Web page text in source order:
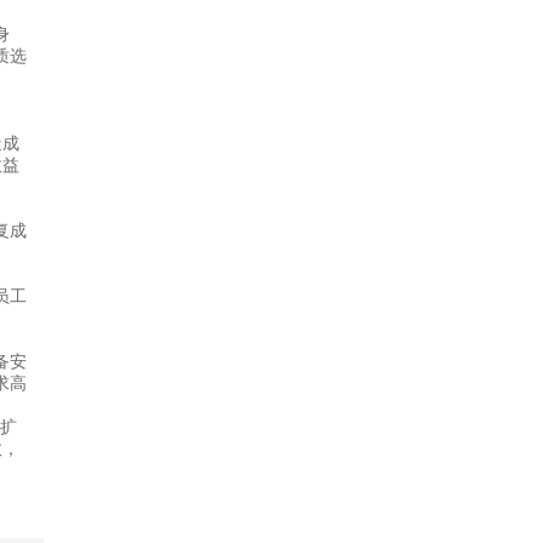
选
成
工
安
高